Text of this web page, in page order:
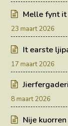
Melle fynt
23 maart 2026
It earste
17 maart 2026
8 maart 2026
Nije